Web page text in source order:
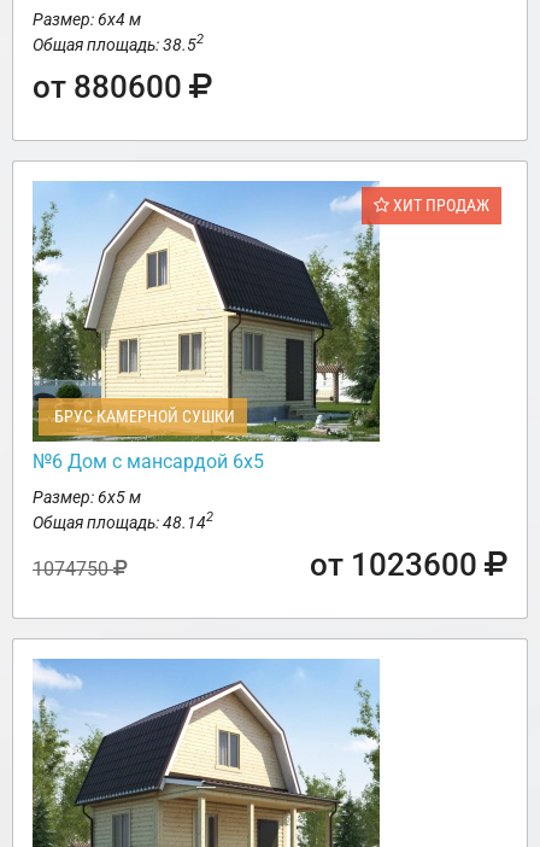
Размер: 6х4 м
Общая площадь: 38.52
от 880600
ХИТ ПРОДАЖ
БРУС КАМЕРНОЙ СУШКИ
№6 Дом с мансардой 6х5
Размер: 6х5 м
Общая площадь: 48.142
1074750 от 1023600